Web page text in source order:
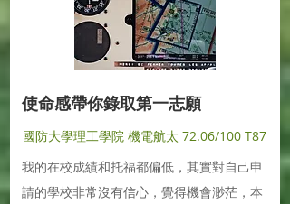
使命感帶你錄取第一志願
國防大學理工學院 機電航太 72.06/100 T87
我的在校成績和托福都偏低，其實對自己申
請的學校非常沒有信心，覺得機會渺茫，本